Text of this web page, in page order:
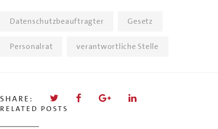
Datenschutzbeauftragter Gesetz
Personalrat verantwortliche Stelle
SHARE:
RELATED POSTS